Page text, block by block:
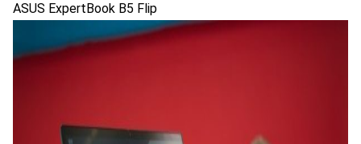
ASUS ExpertBook B5 Flip